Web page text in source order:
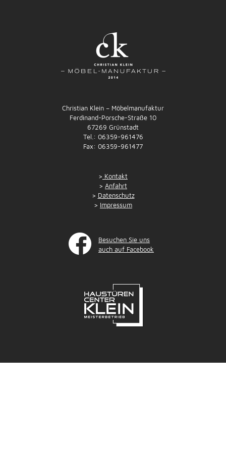
Christian Klein – Möbelmanufaktur
Ferdinand-Porsche-Straße 10
67269 Grünstadt
Tel.: 06359-961476
Fax: 06359-961477
> Kontakt
> Anfahrt
> Datenschutz
> Impressum
Besuchen Sie uns
auch auf Facebook